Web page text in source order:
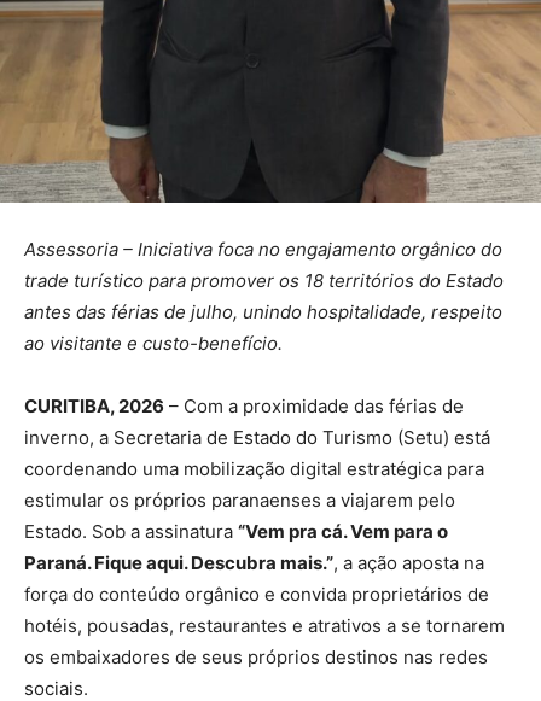
Assessoria – Iniciativa foca no engajamento orgânico do
trade turístico para promover os 18 territórios do Estado
antes das férias de julho, unindo hospitalidade, respeito
ao visitante e custo-benefício.
CURITIBA, 2026 – Com a proximidade das férias de
inverno, a Secretaria de Estado do Turismo (Setu) está
coordenando uma mobilização digital estratégica para
estimular os próprios paranaenses a viajarem pelo
Estado. Sob a assinatura “Vem pra cá. Vem para o
Paraná. Fique aqui. Descubra mais.”, a ação aposta na
força do conteúdo orgânico e convida proprietários de
hotéis, pousadas, restaurantes e atrativos a se tornarem
os embaixadores de seus próprios destinos nas redes
sociais.